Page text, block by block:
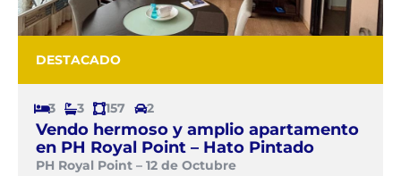
DESTACADO
3 3 157 2
Vendo hermoso y amplio apartamento
en PH Royal Point – Hato Pintado
PH Royal Point – 12 de Octubre